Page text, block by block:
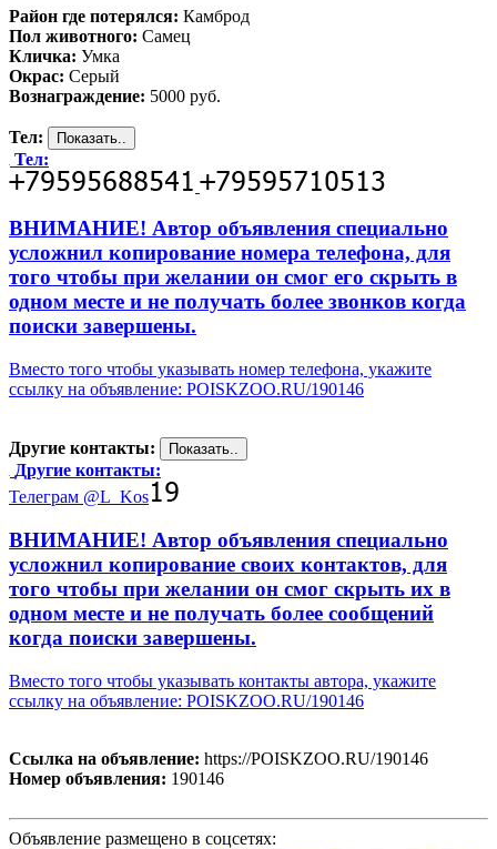
Район где потерялся: Камброд
Пол животного: Самец
Кличка: Умка
Окрас: Серый
Вознаграждение: 5000 руб.
Тел:
Тел:
ВНИМАНИЕ! Автор объявления специально
усложнил копирование номера телефона, для
того чтобы при желании он смог его скрыть в
одном месте и не получать более звонков когда
поиски завершены.
Вместо того чтобы указывать номер телефона, укажите
ссылку на объявление: POISKZOO.RU/190146
Другие контакты:
Другие контакты:
Телеграм @L_Kos
ВНИМАНИЕ! Автор объявления специально
усложнил копирование своих контактов, для
того чтобы при желании он смог скрыть их в
одном месте и не получать более сообщений
когда поиски завершены.
Вместо того чтобы указывать контакты автора, укажите
ссылку на объявление: POISKZOO.RU/190146
Ссылка на объявление: https://POISKZOO.RU/190146
Номер объявления: 190146
Объявление размещено в соцсетях: